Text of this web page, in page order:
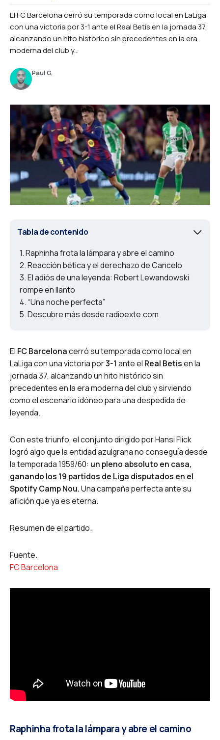
El FC Barcelona cerró su temporada como local en LaLiga
con una victoria por 3-1 ante el Real Betis en la jornada 37,
alcanzando un hito histórico sin precedentes en la era
moderna del club y...
Paul G.
Tabla de contenido
Raphinha frota la lámpara y abre el camino
Reacción bética y el derechazo de Cancelo
El adiós de una leyenda: Robert Lewandowski
rompe en llanto
“Una noche perfecta”
Descubre más desde radioexte.com
El FC Barcelonacerró su temporada como local en
LaLiga con una victoria por3-1 ante el Real Betisen la
jornada 37, alcanzando un hito histórico sin
precedentes en la era moderna del club y sirviendo
como el escenario idóneo para una despedida de
leyenda.
Con este triunfo, el conjunto dirigido por Hansi Flick
logró algo que la entidad azulgrana no conseguía desde
la temporada 1959/60: un pleno absoluto en casa,
ganando los 19 partidos de Liga disputados en el
Spotify Camp Nou.Una campaña perfecta ante su
afición que ya es eterna.
Resumen de el partido.
Fuente.
FC Barcelona
Raphinha frota la lámpara y abre el camino